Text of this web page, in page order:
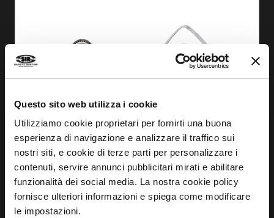
Questo sito web utilizza i cookie
Utilizziamo cookie proprietari per fornirti una buona
esperienza di navigazione e analizzare il traffico sui
nostri siti, e cookie di terze parti per personalizzare i
contenuti, servire annunci pubblicitari mirati e abilitare
funzionalità dei social media. La nostra cookie policy
fornisce ulteriori informazioni e spiega come modificare
le impostazioni.